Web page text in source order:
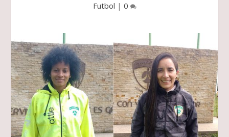
Futbol | 0